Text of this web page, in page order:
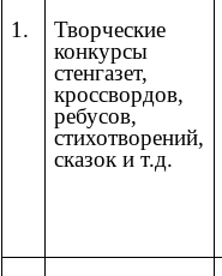
1.
Творческие
конкурсы
стенгазет,
кроссвордов,
ребусов,
стихотворений,
сказок и т.д.